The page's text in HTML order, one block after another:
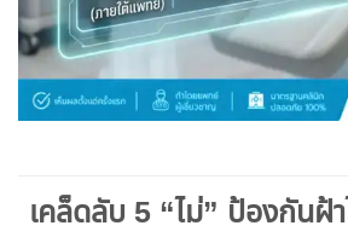
เคล็ดลับ 5 “ไม่” ป้องกันฝ้